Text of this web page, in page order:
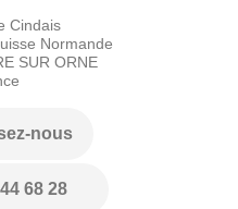
Cindais
Normande
SUR ORNE
nous
68 28